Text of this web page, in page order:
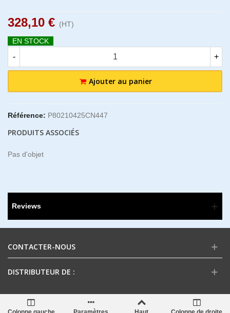
328,10 € (HT)
EN STOCK
- +
Ajouter au panier
Référence: P80210425CN447
PRODUITS ASSOCIÉS
Pas d'objet
Reviews
CONTACTER-NOUS
DISTRIBUTEUR DE :